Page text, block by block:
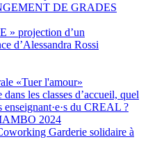
DE GRADES
» projection d’un
d’Alessandra Rossi
«Tuer l'amour»
les classes d’accueil, quel
du CREAL ?
2024
Garderie solidaire à